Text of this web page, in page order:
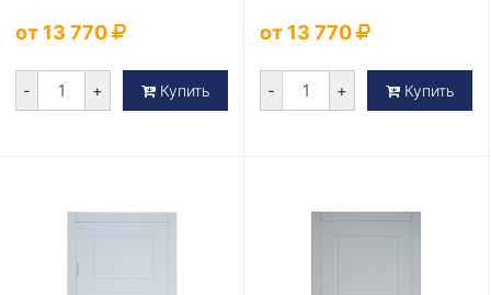
от 13 770
- + Купить
от 13 770
- + Купить